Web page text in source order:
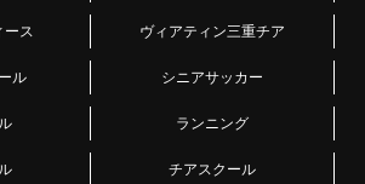
ース ヴィアティン三重チア
ル シニアサッカー
ランニング
チアスクール